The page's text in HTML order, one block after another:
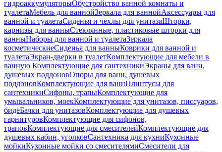
гидроаккумуляторыОбустройство ванной комнаты и
туалетаМебель для ваннойЗеркала для ваннойАксессуары для
ванной и туалетаСиденья и чехлы для унитазаШторки,
карнизы для ванныСтеклянные, пластиковые шторки для
ванныНаборы для ванной и туалетаЗеркала
косметическиеСиденья для ванныКоврики для ванной и
туалетаЭкран-дверки в туалетКомплектующие для мебели в
ванную Комплектующие для сантехникиЭкраны для ванн,
душевых поддоновОпоры для ванн, душевых
поддоновКомплектующие для ваннПлинтусы для
сантехникиСифоны, трапыКомплектующие для
умывальников, моекКомплектующие для унитазов, писсуаров,
бидеБачки для унитазовКомплектующие для душевых
гарнитуровКомплектующие для сифонов,
траповКомплектующие для смесителейКомплектующие для
душевых кабин, уголковСантехника для кухниКухонные
мойкиКухонные мойки со смесителямиСмесители для